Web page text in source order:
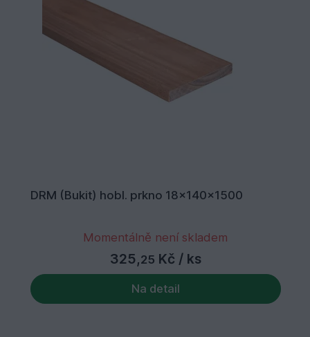
DRM (Bukit) hobl. prkno 18x140x1500
Momentálně není skladem
325,25 Kč / ks
Na detail